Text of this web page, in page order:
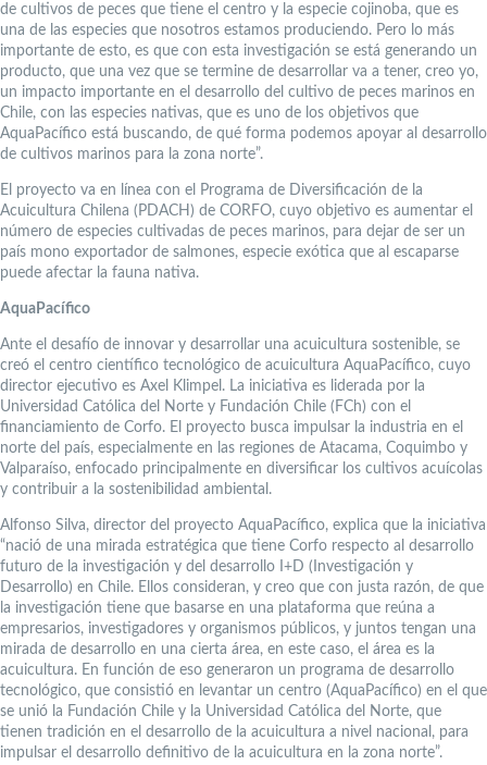
de cultivos de peces que tiene el centro y la especie cojinoba, que es
una de las especies que nosotros estamos produciendo. Pero lo más
importante de esto, es que con esta investigación se está generando un
producto, que una vez que se termine de desarrollar va a tener, creo yo,
un impacto importante en el desarrollo del cultivo de peces marinos en
Chile, con las especies nativas, que es uno de los objetivos que
AquaPacífico está buscando, de qué forma podemos apoyar al desarrollo
de cultivos marinos para la zona norte”.
El proyecto va en línea con el Programa de Diversificación de la
Acuicultura Chilena (PDACH) de CORFO, cuyo objetivo es aumentar el
número de especies cultivadas de peces marinos, para dejar de ser un
país mono exportador de salmones, especie exótica que al escaparse
puede afectar la fauna nativa.
AquaPacífico
Ante el desafío de innovar y desarrollar una acuicultura sostenible, se
creó el centro científico tecnológico de acuicultura AquaPacífico, cuyo
director ejecutivo es Axel Klimpel. La iniciativa es liderada por la
Universidad Católica del Norte y Fundación Chile (FCh) con el
financiamiento de Corfo. El proyecto busca impulsar la industria en el
norte del país, especialmente en las regiones de Atacama, Coquimbo y
Valparaíso, enfocado principalmente en diversificar los cultivos acuícolas
y contribuir a la sostenibilidad ambiental.
Alfonso Silva, director del proyecto AquaPacífico, explica que la iniciativa
“nació de una mirada estratégica que tiene Corfo respecto al desarrollo
futuro de la investigación y del desarrollo I+D (Investigación y
Desarrollo) en Chile. Ellos consideran, y creo que con justa razón, de que
la investigación tiene que basarse en una plataforma que reúna a
empresarios, investigadores y organismos públicos, y juntos tengan una
mirada de desarrollo en una cierta área, en este caso, el área es la
acuicultura. En función de eso generaron un programa de desarrollo
tecnológico, que consistió en levantar un centro (AquaPacífico) en el que
se unió la Fundación Chile y la Universidad Católica del Norte, que
tienen tradición en el desarrollo de la acuicultura a nivel nacional, para
impulsar el desarrollo definitivo de la acuicultura en la zona norte”.